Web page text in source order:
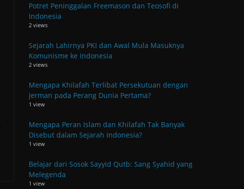
Potret Peninggalan Freemason dan Teosofi di
Indonesia
2 views
Sejarah Lahirnya PKI dan Awal Mula Masuknya
Komunisme ke Indonesia
2 views
Mengapa Khilafah Terlibat Persekutuan dengan
Jerman pada Perang Dunia Pertama?
1 view
Mengapa Peran Islam dan Khilafah Tak Banyak
Disebut dalam Sejarah Indonesia?
1 view
Belajar dari Sosok Sayyid Qutb: Sang Syahid yang
Melegenda
1 view